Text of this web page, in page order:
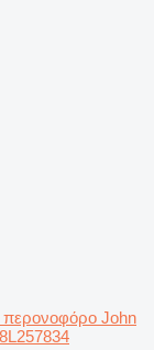
περονοφόρο John